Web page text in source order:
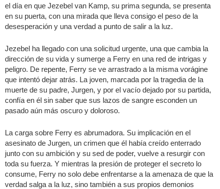
el día en que Jezebel van Kamp, su prima segunda, se presenta
en su puerta, con una mirada que lleva consigo el peso de la
desesperación y una verdad a punto de salir a la luz.
Jezebel ha llegado con una solicitud urgente, una que cambia la
dirección de su vida y sumerge a Ferry en una red de intrigas y
peligro. De repente, Ferry se ve arrastrado a la misma vorágine
que intentó dejar atrás. La joven, marcada por la tragedia de la
muerte de su padre, Jurgen, y por el vacío dejado por su partida,
confía en él sin saber que sus lazos de sangre esconden un
pasado aún más oscuro y doloroso.
La carga sobre Ferry es abrumadora. Su implicación en el
asesinato de Jurgen, un crimen que él había creído enterrado
junto con su ambición y su sed de poder, vuelve a resurgir con
toda su fuerza. Y mientras la presión de proteger el secreto lo
consume, Ferry no solo debe enfrentarse a la amenaza de que la
verdad salga a la luz, sino también a sus propios demonios